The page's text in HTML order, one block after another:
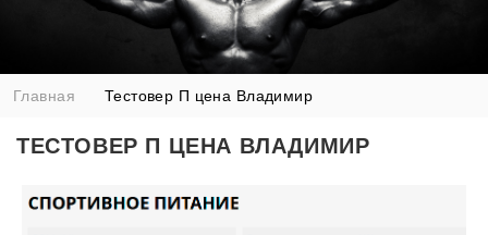
Главная Тестовер П цена Владимир
ТЕСТОВЕР П ЦЕНА ВЛАДИМИР